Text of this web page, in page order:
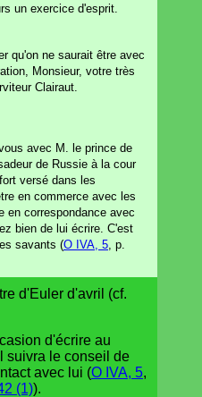
un exercice d'esprit.
qu'on ne saurait être avec
Monsieur, votre très
Clairaut.
avec M. le prince de
de Russie à la cour
versé dans les
en commerce avec les
en correspondance avec
bien de lui écrire. C'est
savants (O IVA, 5 , p.
d'Euler d'avril (cf.
d'écrire au
suivra le conseil de
avec lui (O IVA, 5,
(1)).